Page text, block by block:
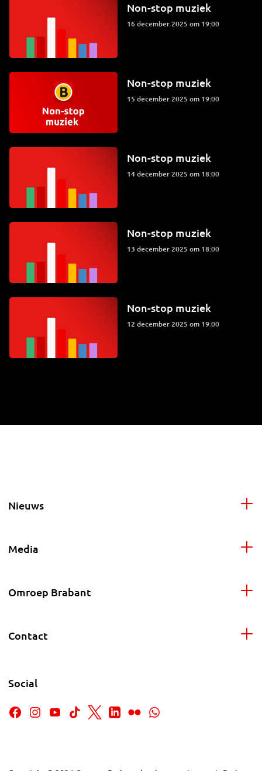
Non-stop muziek
16 december 2025 om 19:00
Non-stop muziek
15 december 2025 om 19:00
Non-stop muziek
14 december 2025 om 18:00
Non-stop muziek
13 december 2025 om 18:00
Non-stop muziek
12 december 2025 om 19:00
Nieuws
Media
Omroep Brabant
Contact
Social